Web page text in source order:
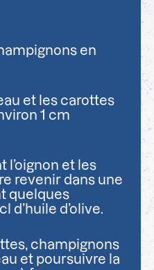
en
et les carottes
1 cm
l’oignon et les
revenir dans une
quelques
d’huile d’olive.
champignons
et poursuivre la